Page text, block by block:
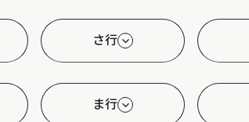
さ行
ま行